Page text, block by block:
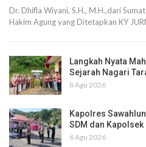
Dr. Dhifla Wiyani, S.H., M.H.,dari
Hakim Agung yang Ditetapkan KY
Langkah Nyata
Sejarah Nagari
8 Agu 2026
Kapolres
SDM dan
6 Agu 2026